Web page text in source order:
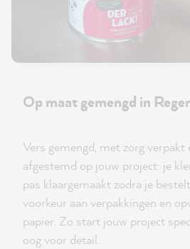
Op maat gemengd in
Vers gemengd, met zorg verpakt
afgestemd op jouw project: je
pas klaargemaakt zodra je
voorkeur aan verpakkingen en
papier. Zo start jouw project
oog voor detail.